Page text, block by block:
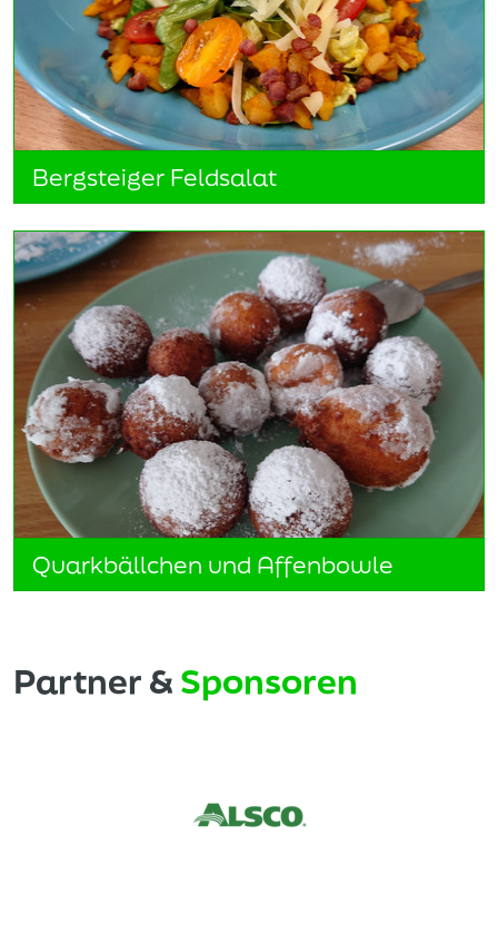
Bergsteiger Feldsalat
Quarkbällchen und Affenbowle
Partner &Sponsoren